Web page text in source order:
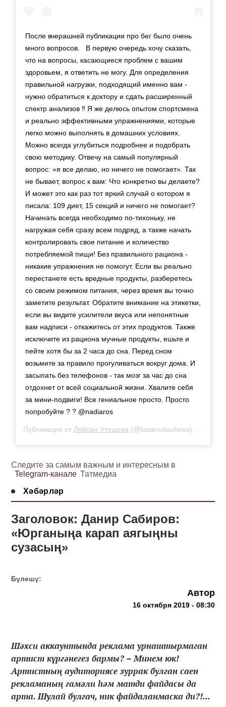
После вчерашней публикации про бег было очень
много вопросов. В первую очередь хочу сказать,
что на вопросы, касающиеся проблем с вашим
здоровьем, я ответить не могу. Для определения
правильной нагрузки, подходящий именно вам -
нужно обратиться к доктору и сдать расширенный
спектр анализов ‼️ Я же делюсь опытом спортсмена
и реально эффективными упражнениями, которые
легко можно выполнять в домашних условиях.
Можно всегда углубиться подробнее и подобрать
свою методику. Отвечу на самый популярный
вопрос: «я все делаю, но ничего не помогает». Так
не бывает, вопрос к вам: Что конкретно вы делаете?
И может это как раз тот яркий случай о котором я
писала: 109 диет, 15 секций и ничего не помогает?
Начинать всегда необходимо по-тихоньку, не
нагружая себя сразу всем подряд, а также начать
контролировать свое питание и количество
потребляемой пищи! Без правильного рациона -
никакие упражнения не помогут. Если вы реально
перестанете есть вредные продукты, разберетесь
со своим режимом питания, через время вы точно
заметите результат. Обратите внимание на этикетки,
если вы видите усилители вкуса или непонятные
вам надписи - откажитесь от этих продуктов. Также
исключите из рациона мучные продукты, ешьте и
пейте хотя бы за 2 часа до сна. Перед сном
возьмите за правило прогуливаться вокруг дома. И
засыпать без телефонов - так мозг за час до сна
отдохнет от всей социальной жизни. Хвалите себя
за мини-подвиги! Все гениальное просто. Просто
попробуйте ? ? @nadiaros
Публикация от Ляйсан Утяшева (@liasanutiasheva)
Следите за самым важным и интересным в
Telegram-канале Татмедиа
Хәбәрләр
Заголовок: Данир Сабиров:
«Юрганыңа карап аягыңны
сузасың»
Бүлешү:
Автор
16 октября 2019 - 08:30
Шәхси аккаунтында реклама урнаштырмаган
артист күргәнегез бармы? – Минем юк!
Артистның аудиториясе зуррак булган саен
рекламаның гамәли һәм матди файдасы да
арта. Шулай булгач, ник файдаланмаска ди?!...